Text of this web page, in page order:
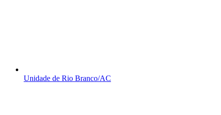
Unidade de Rio Branco/AC